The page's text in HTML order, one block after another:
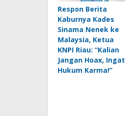
Respon Berita
Kaburnya Kades
Sinama Nenek ke
Malaysia, Ketua
KNPI Riau: “Kalian
Jangan Hoax, Ingat
Hukum Karma!”